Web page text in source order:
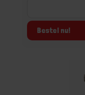
Bestel nu!